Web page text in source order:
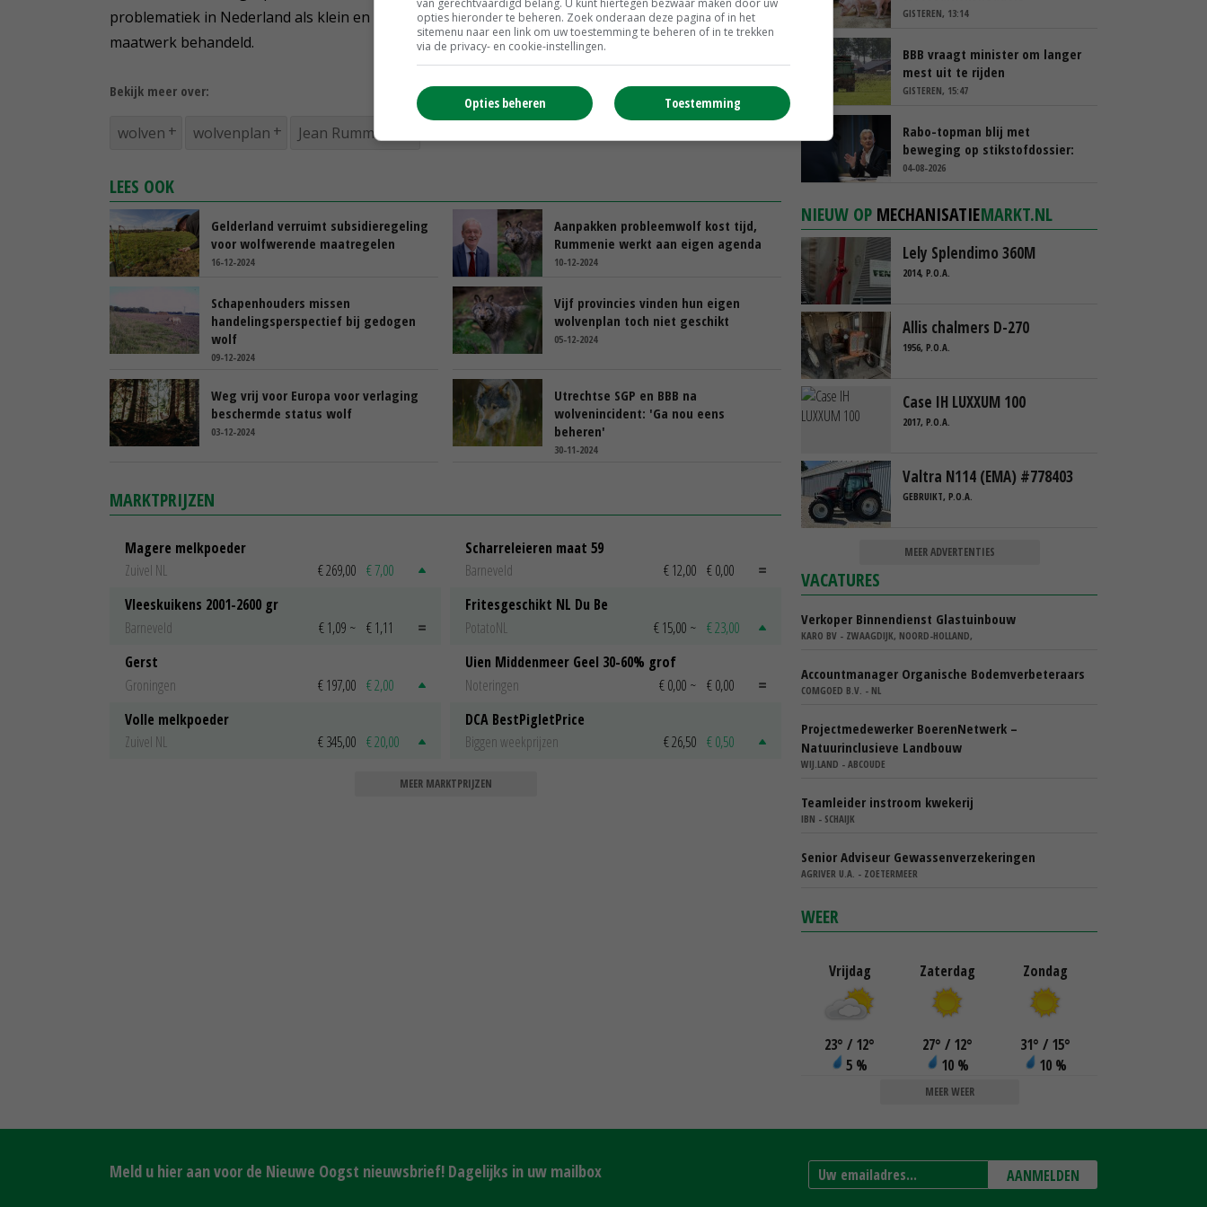
problematiek in Nederland als klein en dichtbevolkt land. Daarbij worden ook de mogelijkheden tot
maatwerk behandeld.
Bekijk meer over:
wolven wolvenplan Jean Rummenie
LEES OOK
Gelderland verruimt subsidieregeling
voor wolfwerende maatregelen
16-12-2024
Aanpakken probleemwolf kost tijd,
Rummenie werkt aan eigen agenda
10-12-2024
Schapenhouders missen
handelingsperspectief bij gedogen
wolf
09-12-2024
Vijf provincies vinden hun eigen
wolvenplan toch niet geschikt
05-12-2024
Weg vrij voor Europa voor verlaging
beschermde status wolf
03-12-2024
Utrechtse SGP en BBB na
wolvenincident: 'Ga nou eens
beheren'
30-11-2024
MARKTPRIJZEN
Magere melkpoeder
Zuivel NL
€ 269,00 € 7,00
Vleeskuikens 2001-2600 gr
Barneveld
€ 1,09 ~ € 1,11
Gerst
Groningen
€ 197,00 € 2,00
Volle melkpoeder
Zuivel NL
€ 345,00 € 20,00
Scharreleieren maat 59
Barneveld
€ 12,00 € 0,00
Fritesgeschikt NL Du Be
PotatoNL
€ 15,00 ~ € 23,00
Uien Middenmeer Geel 30-60% grof
Noteringen
€ 0,00 ~ € 0,00
DCA BestPigletPrice
Biggen weekprijzen
€ 26,50 € 0,50
MEER MARKTPRIJZEN
GISTEREN, 13:14
BBB vraagt minister om langer
mest uit te rijden
GISTEREN, 15:47
Rabo-topman blij met
beweging op stikstofdossier:
‘Verdienmodel van boeren blijft
04-08-2026
NIEUW OP MECHANISATIEMARKT.NL
Lely Splendimo 360M
2014, P.O.A.
Allis chalmers D-270
1956, P.O.A.
Case IH LUXXUM 100
2017, P.O.A.
Valtra N114 (EMA) #778403
GEBRUIKT, P.O.A.
MEER ADVERTENTIES
VACATURES
Verkoper Binnendienst Glastuinbouw
KARO BV - ZWAAGDIJK, NOORD-HOLLAND,
Accountmanager Organische Bodemverbeteraars
COMGOED B.V. - NL
Projectmedewerker BoerenNetwerk –
Natuurinclusieve Landbouw
WIJ.LAND - ABCOUDE
Teamleider instroom kwekerij
IBN - SCHAIJK
Senior Adviseur Gewassenverzekeringen
AGRIVER U.A. - ZOETERMEER
WEER
Vrijdag
23° / 12°
5 %
Zaterdag
27° / 12°
10 %
Zondag
31° / 15°
10 %
MEER WEER
Meld u hier aan voor de Nieuwe Oogst nieuwsbrief! Dagelijks in uw mailbox AANMELDEN
van gerechtvaardigd belang. U kunt hiertegen bezwaar maken door uw
opties hieronder te beheren. Zoek onderaan deze pagina of in het
sitemenu naar een link om uw toestemming te beheren of in te trekken
via de privacy- en cookie-instellingen.
Toestemming
Opties beheren